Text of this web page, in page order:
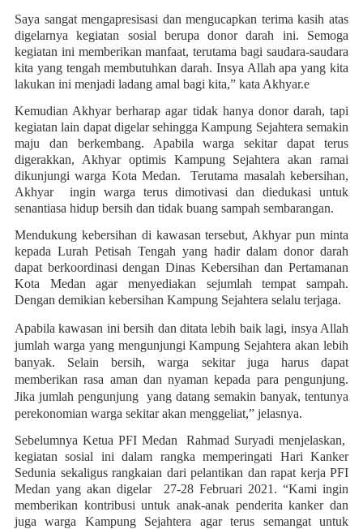
Saya sangat mengapresisasi dan mengucapkan terima kasih atas
digelarnya kegiatan sosial berupa donor darah ini. Semoga
kegiatan ini memberikan manfaat, terutama bagi saudara-saudara
kita yang tengah membutuhkan darah. Insya Allah apa yang kita
lakukan ini menjadi ladang amal bagi kita,” kata Akhyar.e
Kemudian Akhyar berharap agar tidak hanya donor darah, tapi
kegiatan lain dapat digelar sehingga Kampung Sejahtera semakin
maju dan berkembang. Apabila warga sekitar dapat terus
digerakkan, Akhyar optimis Kampung Sejahtera akan ramai
dikunjungi warga Kota Medan. Terutama masalah kebersihan,
Akhyar ingin warga terus dimotivasi dan diedukasi untuk
senantiasa hidup bersih dan tidak buang sampah sembarangan.
Mendukung kebersihan di kawasan tersebut, Akhyar pun minta
kepada Lurah Petisah Tengah yang hadir dalam donor darah
dapat berkoordinasi dengan Dinas Kebersihan dan Pertamanan
Kota Medan agar menyediakan sejumlah tempat sampah.
Dengan demikian kebersihan Kampung Sejahtera selalu terjaga.
Apabila kawasan ini bersih dan ditata lebih baik lagi, insya Allah
jumlah warga yang mengunjungi Kampung Sejahtera akan lebih
banyak. Selain bersih, warga sekitar juga harus dapat
memberikan rasa aman dan nyaman kepada para pengunjung.
Jika jumlah pengunjung yang datang semakin banyak, tentunya
perekonomian warga sekitar akan menggeliat,” jelasnya.
Sebelumnya Ketua PFI Medan Rahmad Suryadi menjelaskan,
kegiatan sosial ini dalam rangka memperingati Hari Kanker
Sedunia sekaligus rangkaian dari pelantikan dan rapat kerja PFI
Medan yang akan digelar 27-28 Februari 2021. “Kami ingin
memberikan kontribusi untuk anak-anak penderita kanker dan
juga warga Kampung Sejahtera agar terus semangat untuk